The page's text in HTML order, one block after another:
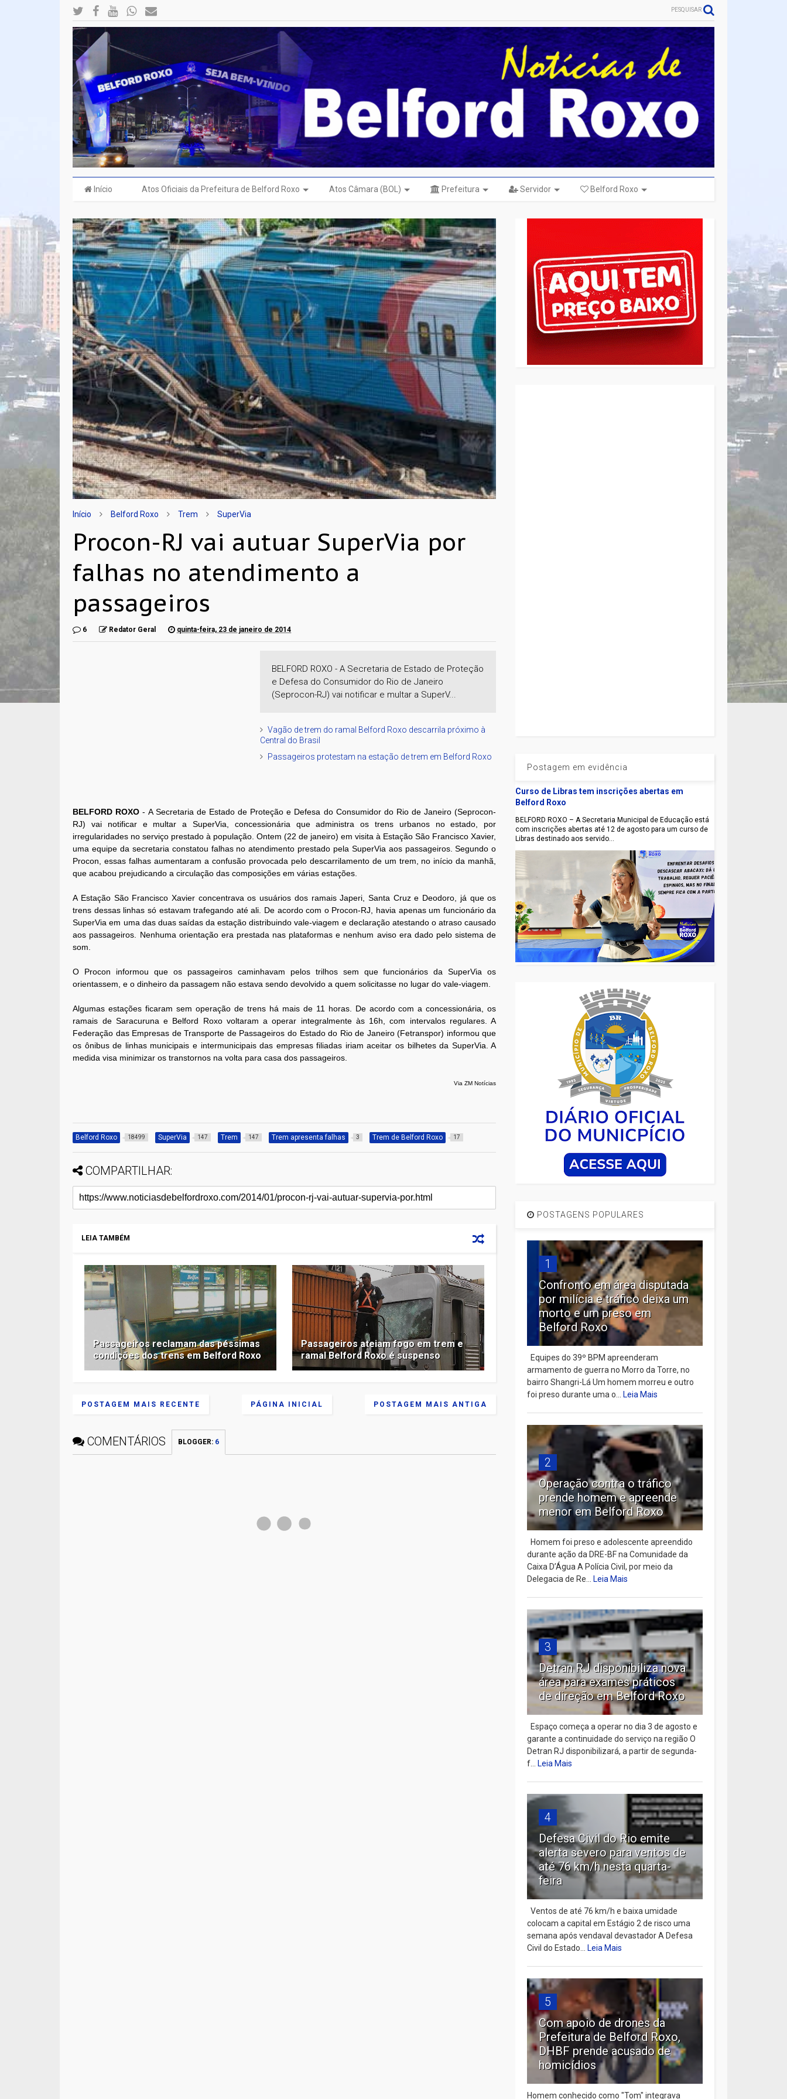
PESQUISAR
Início Atos Oficiais da Prefeitura de Belford Roxo Atos Câmara (BOL) Prefeitura Servidor Belford Roxo
Início Belford Roxo Trem SuperVia
Procon-RJ vai autuar SuperVia por
falhas no atendimento a
passageiros
6 Redator Geral quinta-feira, 23 de janeiro de 2014
BELFORD ROXO - A Secretaria de Estado de Proteção
e Defesa do Consumidor do Rio de Janeiro
(Seprocon-RJ) vai notificar e multar a SuperV...
Vagão de trem do ramal Belford Roxo descarrila próximo à
Central do Brasil
Passageiros protestam na estação de trem em Belford Roxo
BELFORD ROXO - A Secretaria de Estado de Proteção e Defesa do Consumidor do Rio de Janeiro (Seprocon-
RJ) vai notificar e multar a SuperVia, concessionária que administra os trens urbanos no estado, por
irregularidades no serviço prestado à população. Ontem (22 de janeiro) em visita à Estação São Francisco Xavier,
uma equipe da secretaria constatou falhas no atendimento prestado pela SuperVia aos passageiros. Segundo o
Procon, essas falhas aumentaram a confusão provocada pelo descarrilamento de um trem, no início da manhã,
que acabou prejudicando a circulação das composições em várias estações.
A Estação São Francisco Xavier concentrava os usuários dos ramais Japeri, Santa Cruz e Deodoro, já que os
trens dessas linhas só estavam trafegando até ali. De acordo com o Procon-RJ, havia apenas um funcionário da
SuperVia em uma das duas saídas da estação distribuindo vale-viagem e declaração atestando o atraso causado
aos passageiros. Nenhuma orientação era prestada nas plataformas e nenhum aviso era dado pelo sistema de
som.
O Procon informou que os passageiros caminhavam pelos trilhos sem que funcionários da SuperVia os
orientassem, e o dinheiro da passagem não estava sendo devolvido a quem solicitasse no lugar do vale-viagem.
Algumas estações ficaram sem operação de trens há mais de 11 horas. De acordo com a concessionária, os
ramais de Saracuruna e Belford Roxo voltaram a operar integralmente às 16h, com intervalos regulares. A
Federação das Empresas de Transporte de Passageiros do Estado do Rio de Janeiro (Fetranspor) informou que
os ônibus de linhas municipais e intermunicipais das empresas filiadas iriam aceitar os bilhetes da SuperVia. A
medida visa minimizar os transtornos na volta para casa dos passageiros.
Via ZM Notícias
Belford Roxo 18499 SuperVia 147 Trem 147 Trem apresenta falhas 3 Trem de Belford Roxo 17
COMPARTILHAR:
LEIA TAMBÉM
Passageiros reclamam das péssimas
condições dos trens em Belford Roxo
Passageiros ateiam fogo em trem e
ramal Belford Roxo é suspenso
POSTAGEM MAIS RECENTE POSTAGEM MAIS ANTIGA
PÁGINA INICIAL
COMENTÁRIOS BLOGGER: 6
Postagem em evidência
Curso de Libras tem inscrições abertas em
Belford Roxo
BELFORD ROXO – A Secretaria Municipal de Educação está
com inscrições abertas até 12 de agosto para um curso de
Libras destinado aos servido...
POSTAGENS POPULARES
1
Confronto em área disputada
por milícia e tráfico deixa um
morto e um preso em
Belford Roxo
Equipes do 39º BPM apreenderam
armamento de guerra no Morro da Torre, no
bairro Shangri-Lá Um homem morreu e outro
foi preso durante uma o...Leia Mais
2
Operação contra o tráfico
prende homem e apreende
menor em Belford Roxo
Homem foi preso e adolescente apreendido
durante ação da DRE-BF na Comunidade da
Caixa D’Água A Polícia Civil, por meio da
Delegacia de Re...Leia Mais
3
Detran RJ disponibiliza nova
área para exames práticos
de direção em Belford Roxo
Espaço começa a operar no dia 3 de agosto e
garante a continuidade do serviço na região O
Detran RJ disponibilizará, a partir de segunda-
f...Leia Mais
4
Defesa Civil do Rio emite
alerta severo para ventos de
até 76 km/h nesta quarta-
feira
Ventos de até 76 km/h e baixa umidade
colocam a capital em Estágio 2 de risco uma
semana após vendaval devastador A Defesa
Civil do Estado...Leia Mais
5
Com apoio de drones da
Prefeitura de Belford Roxo,
DHBF prende acusado de
homicídios
Homem conhecido como "Tom" integrava